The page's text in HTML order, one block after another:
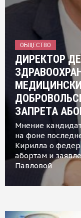
ОБЩЕСТВО
ДИРЕКТОР
ЗАПРЕТА
Мнение
на фоне
Кирилла о
абортам и
Павловой